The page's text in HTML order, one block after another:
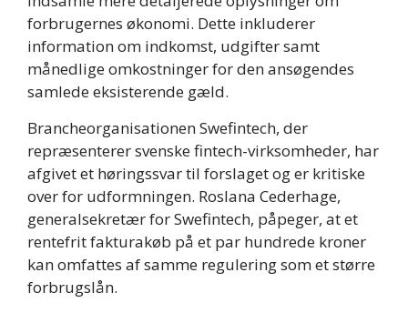
forbrugernes økonomi. Dette inkluderer
information om indkomst, udgifter samt
månedlige omkostninger for den ansøgendes
samlede eksisterende gæld.
Brancheorganisationen Swefintech, der
repræsenterer svenske fintech-virksomheder, har
afgivet et høringssvar til forslaget og er kritiske
over for udformningen. Roslana Cederhage,
generalsekretær for Swefintech, påpeger, at et
rentefrit fakturakøb på et par hundrede kroner
kan omfattes af samme regulering som et større
forbrugslån.